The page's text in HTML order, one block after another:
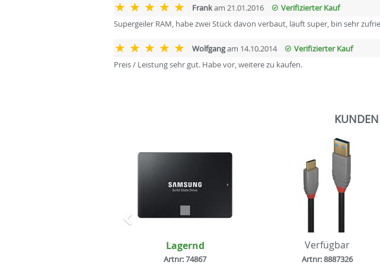
Frankam 21.01.2016 Verifizierter Kauf
Supergeiler RAM, habe zwei Stück davon verbaut, läuft super, bin sehr
Wolfgangam 14.10.2014 Verifizierter Kauf
Preis / Leistung sehr gut. Habe vor, weitere zu kaufen.
Lagernd
Artnr: 74867
Verfügbar
Artnr: 8887326
Zurück